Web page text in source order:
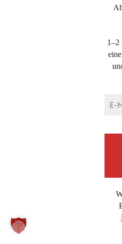
1–2
Als Amazon-Partner verdiene ich an
Produkt auf Amazon kaufst, auf das
gekommen bist. Der Preis erhöht
KOOPERATIONEN